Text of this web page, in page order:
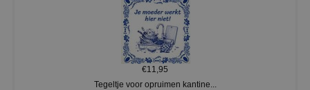
€11,95
Tegeltje voor opruimen kantine...